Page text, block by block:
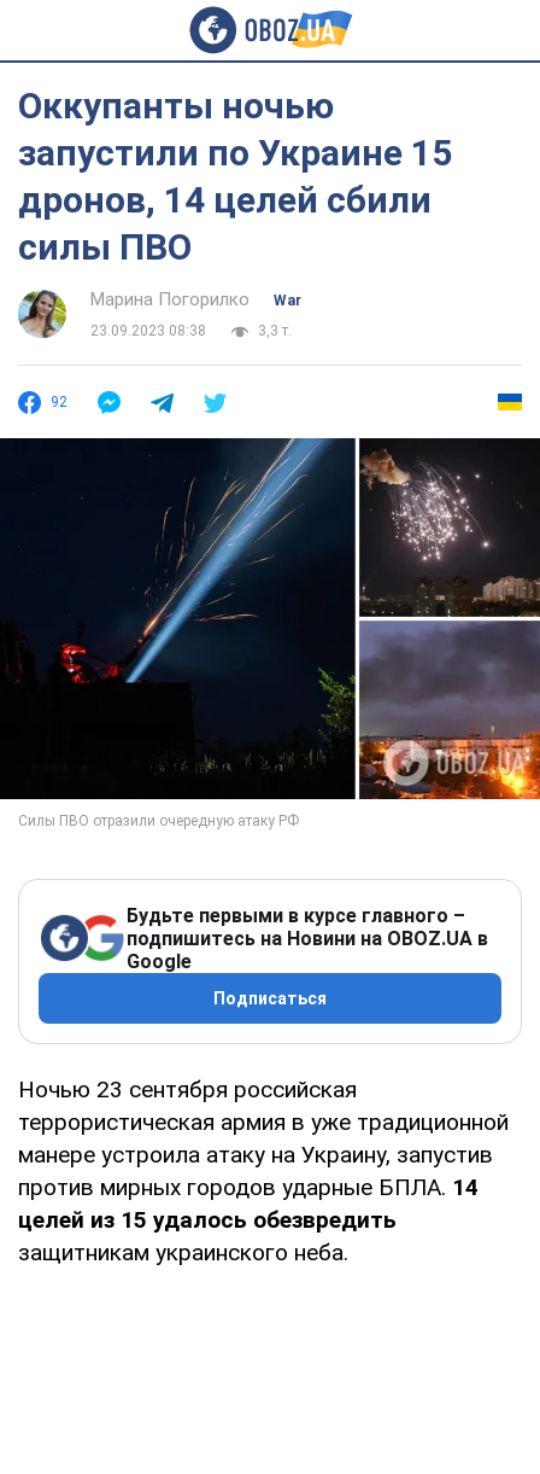
Оккупанты ночью
запустили по Украине 15
дронов, 14 целей сбили
силы ПВО
Марина Погорилко
War
23.09.2023 08:38
3,3 т.
92
Будьте первыми в курсе главного –
подпишитесь на Новини на OBOZ.UA в
Google
Подписаться
Ночью 23 сентября российская
террористическая армия в уже традиционной
манере устроила атаку на Украину, запустив
против мирных городов ударные БПЛА. 14
целей из 15 удалось обезвредить
защитникам украинского неба.